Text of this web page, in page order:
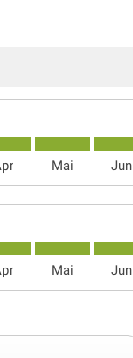
Mai Jun
Mai Jun